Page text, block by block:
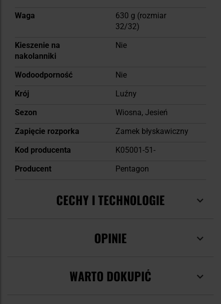
Waga
630 g (rozmiar
32/32)
Kieszenie na
nakolanniki
Nie
Wodoodporność
Nie
Krój
Luźny
Sezon
Wiosna, Jesień
Zapięcie rozporka
Zamek błyskawiczny
Kod producenta
K05001-51-
Producent
Pentagon
CECHY I TECHNOLOGIE
OPINIE
WARTO DOKUPIĆ